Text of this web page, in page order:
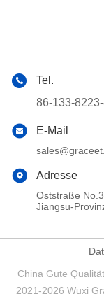
Tel.
86-133-
E-Mail
Adresse
Oststraße
Jiangsu-
China Gute
2021-2026 Wuxi